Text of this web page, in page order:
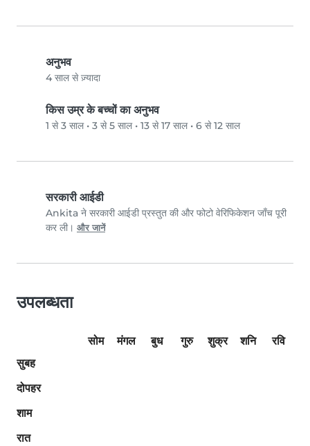
अनुभव
4 साल से ज़्यादा
किस उम्र के बच्चों का अनुभव
1 से 3 साल • 3 से 5 साल • 13 से 17 साल • 6 से 12 साल
सरकारी आईडी
Ankita ने सरकारी आईडी प्रस्तुत की और फोटो वेरिफिकेशन जाँच पूरी
कर ली। और जानें
उपलब्धता
सोम मंगल बुध गुरु शुक्र शनि
रवि
सुबह
दोपहर
शाम
रात